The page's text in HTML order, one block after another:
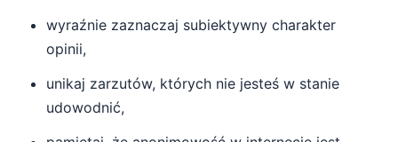
wyraźnie zaznaczaj subiektywny charakter
opinii,
unikaj zarzutów, których nie jesteś w stanie
udowodnić,